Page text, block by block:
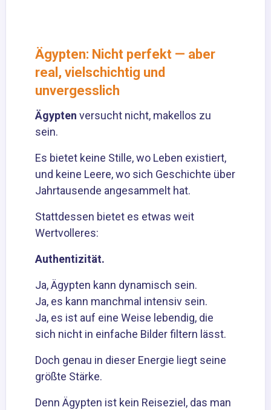
Ägypten: Nicht perfekt — aber
real, vielschichtig und
unvergesslich
Ägypten versucht nicht, makellos zu
sein.
Es bietet keine Stille, wo Leben existiert,
und keine Leere, wo sich Geschichte über
Jahrtausende angesammelt hat.
Stattdessen bietet es etwas weit
Wertvolleres:
Authentizität.
Ja, Ägypten kann dynamisch sein.
Ja, es kann manchmal intensiv sein.
Ja, es ist auf eine Weise lebendig, die
sich nicht in einfache Bilder filtern lässt.
Doch genau in dieser Energie liegt seine
größte Stärke.
Denn Ägypten ist kein Reiseziel, das man